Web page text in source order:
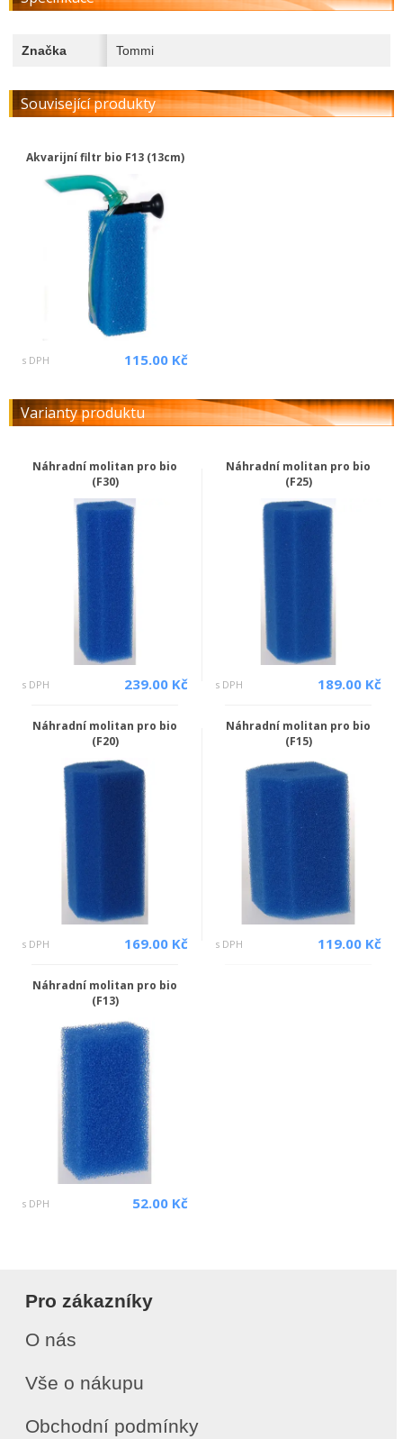
Značka Tommi
Související produkty
Akvarijní filtr bio F13 (13cm)
s DPH 115.00 Kč
Varianty produktu
Náhradní molitan pro bio
(F30)
s DPH 239.00 Kč
Náhradní molitan pro bio
(F25)
s DPH 189.00 Kč
Náhradní molitan pro bio
(F20)
s DPH 169.00 Kč
Náhradní molitan pro bio
(F15)
s DPH 119.00 Kč
Náhradní molitan pro bio
(F13)
s DPH 52.00 Kč
Pro zákazníky
O nás
Vše o nákupu
Obchodní podmínky